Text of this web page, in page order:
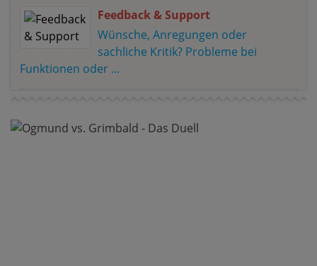
Feedback & Support
Wünsche, Anregungen oder
sachliche Kritik? Probleme bei
Funktionen oder ...